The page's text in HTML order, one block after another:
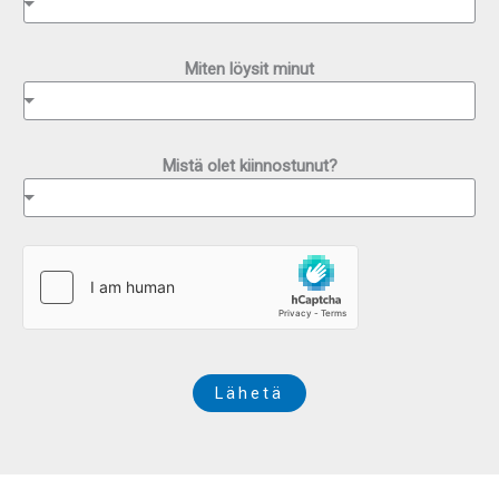
Miten löysit minut
Mistä olet kiinnostunut?
Lähetä